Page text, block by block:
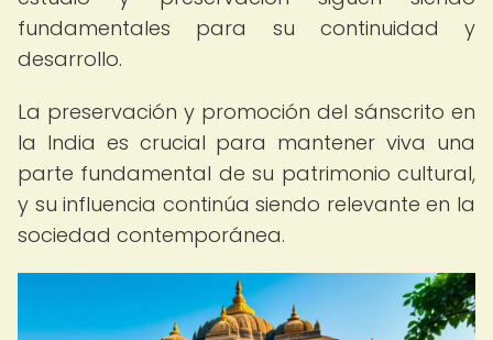
fundamentales para su continuidad y
desarrollo.
La preservación y promoción del sánscrito en
la India es crucial para mantener viva una
parte fundamental de su patrimonio cultural,
y su influencia continúa siendo relevante en la
sociedad contemporánea.